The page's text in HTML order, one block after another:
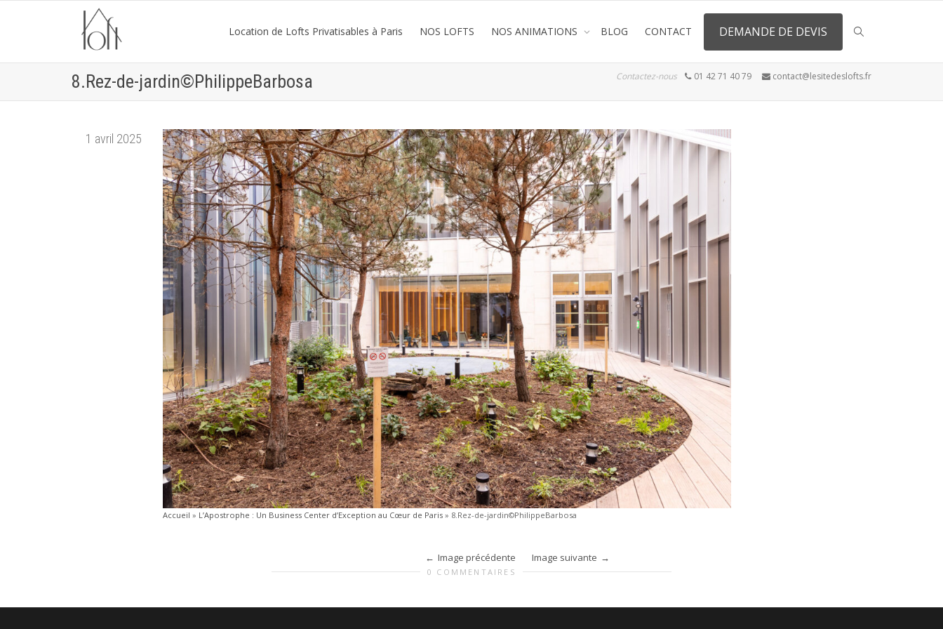
Location de Lofts Privatisables à Paris NOS LOFTS NOS ANIMATIONS BLOG CONTACT DEMANDE DE DEVIS
8.Rez-de-jardin©PhilippeBarbosa Contactez-nous 01 42 71 40 79 contact@lesitedeslofts.fr
1 avril 2025
Accueil » L’Apostrophe : Un Business Center d’Exception au Cœur de Paris » 8.Rez-de-jardin©PhilippeBarbosa
Image précédente Image suivante
0 COMMENTAIRES